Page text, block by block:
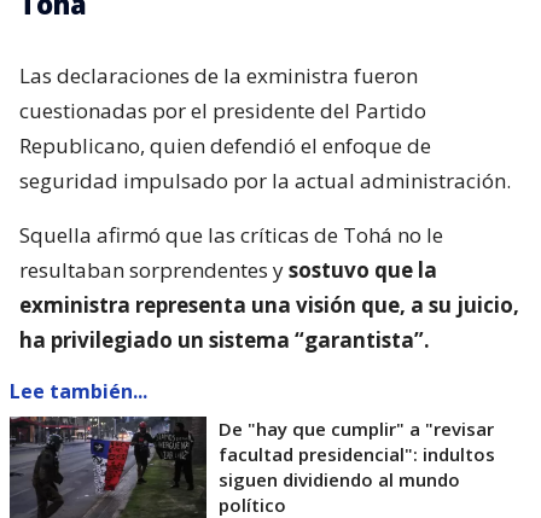
Las declaraciones de la exministra fueron
cuestionadas por el presidente del Partido
Republicano, quien defendió el enfoque de
seguridad impulsado por la actual administración.
Squella afirmó que las críticas de Tohá no le
resultaban sorprendentes ysostuvo que la
exministra representa una visión que, a su juicio,
ha privilegiado un sistema “garantista”.
Lee también...
De "hay que cumplir" a "revisar
facultad presidencial": indultos
siguen dividiendo al mundo
político